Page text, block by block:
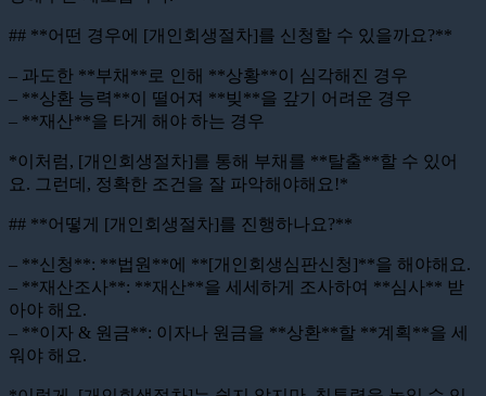
## **어떤 경우에 [개인회생절차]를 신청할 수 있을까요?**
– 과도한 **부채**로 인해 **상황**이 심각해진 경우
– **상환 능력**이 떨어져 **빚**을 갚기 어려운 경우
– **재산**을 타게 해야 하는 경우
*이처럼, [개인회생절차]를 통해 부채를 **탈출**할 수 있어
요. 그런데, 정확한 조건을 잘 파악해야해요!*
## **어떻게 [개인회생절차]를 진행하나요?**
– **신청**: **법원**에 **[개인회생심판신청]**을 해야해요.
– **재산조사**: **재산**을 세세하게 조사하여 **심사** 받
아야 해요.
– **이자 & 원금**: 이자나 원금을 **상환**할 **계획**을 세
워야 해요.